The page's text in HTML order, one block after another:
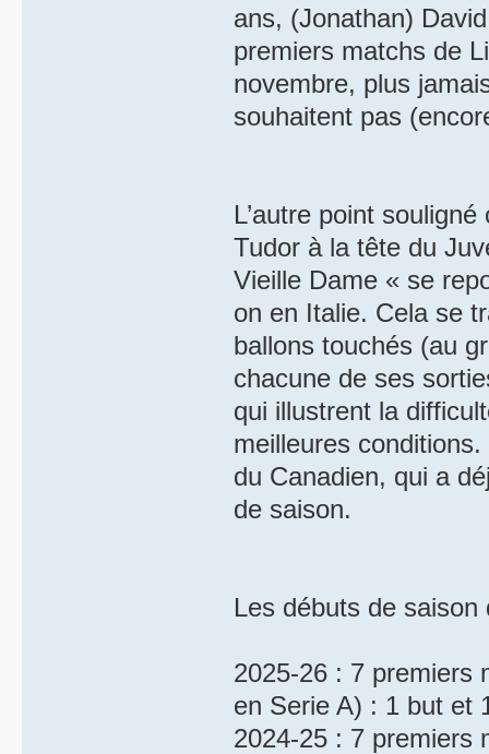
ans, (Jonathan)
premiers matchs de
novembre, plus
souhaitent pas
L’autre point
Tudor à la tête du
Vieille Dame « se
on en Italie. Cela se
ballons touchés (au
chacune de ses
qui illustrent la
meilleures
du Canadien, qui a
de saison.
Les débuts de saison
2025-26 : 7 premiers
en Serie A) : 1 but et
2024-25 : 7 premiers